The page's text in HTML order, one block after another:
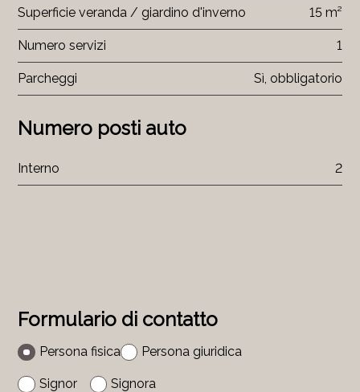
Formulario di contatto
Persona fisica Persona giuridica
Signor Signora
Superficie veranda / giardino d'inverno 15 m²
Numero servizi 1
Parcheggi Sì, obbligatorio
Numero posti auto
Interno 2